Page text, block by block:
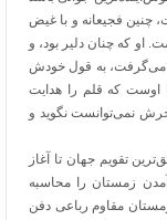
چنین فجیعانه و با غیض
او که چنان دلیر بود، و
می‌گرفت، به قول خودش
اوست که قلم را هدایت
نمی‌توانست نگوید و
تقویم جهان تا آغاز
زمستان را محاسبه
‌مقاوم رباعی دفن